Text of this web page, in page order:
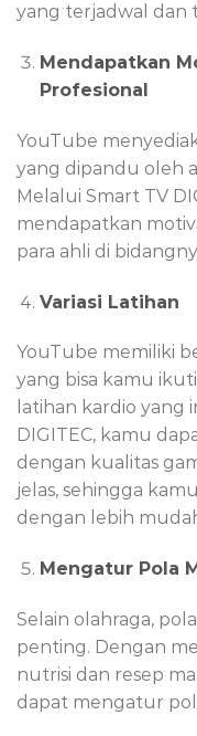
yang terjadwal dan
Mendapatkan
Profesional
YouTube
yang dipandu oleh
Melalui Smart TV
mendapatkan
para ahli di
Variasi Latihan
YouTube memiliki
yang bisa kamu
latihan kardio yang
DIGITEC, kamu
dengan kualitas
jelas, sehingga
dengan lebih
Mengatur Pola
Selain olahraga,
penting. Dengan
nutrisi dan resep
dapat mengatur